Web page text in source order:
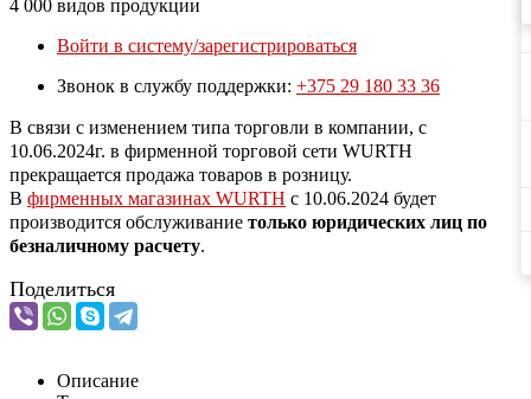
4 000 видов продукции
Войти в систему/зарегистрироваться
Звонок в службу поддержки: +375 29 180 33 36
В связи с изменением типа торговли в компании, с
10.06.2024г. в фирменной торговой сети WURTH
прекращается продажа товаров в розницу.
В фирменных магазинах WURTH c 10.06.2024 будет
производится обслуживание только юридических лиц по
безналичному расчету.
Поделиться
Описание